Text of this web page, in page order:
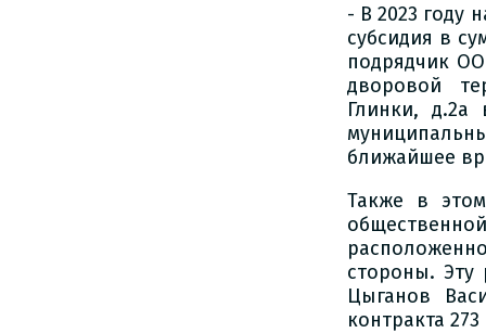
- В 2023 году
субсидия в
подрядчик
дворовой
Глинки, д.2а
ближайшее
Также в
стороны. Эту
Цыганов
контракта